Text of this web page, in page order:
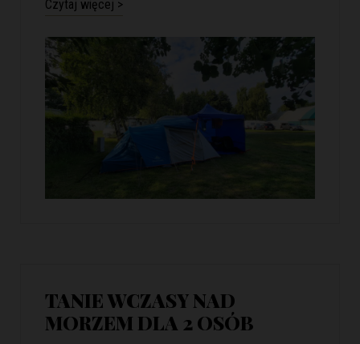
Czytaj więcej >
TANIE WCZASY NAD
MORZEM DLA 2 OSÓB